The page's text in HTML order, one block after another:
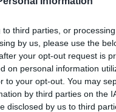
third parties, or
by us, please use the
your opt-out request is
on personal information
to your opt-out. You may
by third parties on the
disclosed by us to third
βγούμε από την ευρωζώνη,
13%, στους
της τοξικότητας, εσείς
εκείνους που σας
προδότες; Και με αυτούς
Χωρίς να σέβεστε τον
το ΠΑΣΟΚ που έβαλε